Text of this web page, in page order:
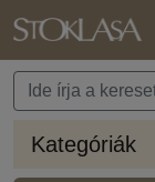
Kategóriák